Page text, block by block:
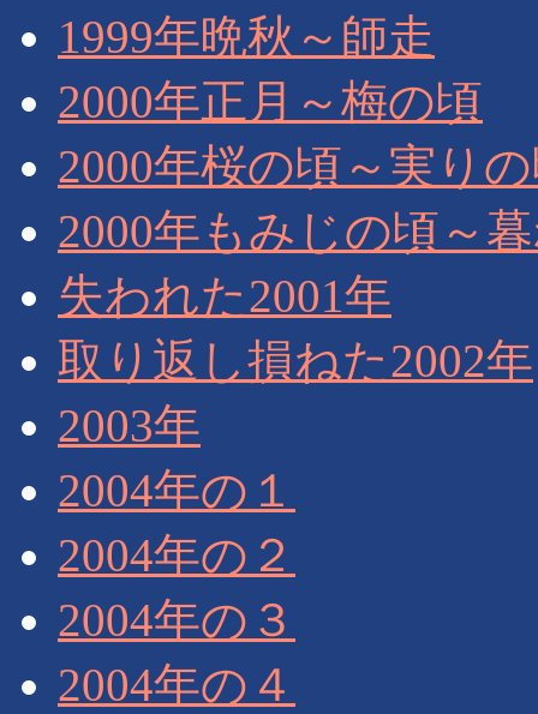
1999年晩秋～師走
2000年正月～梅の頃
2000年桜の頃～実り
2000年もみじの頃～
失われた2001年
取り返し損ねた2002年
2003年
2004年の１
2004年の２
2004年の３
2004年の４